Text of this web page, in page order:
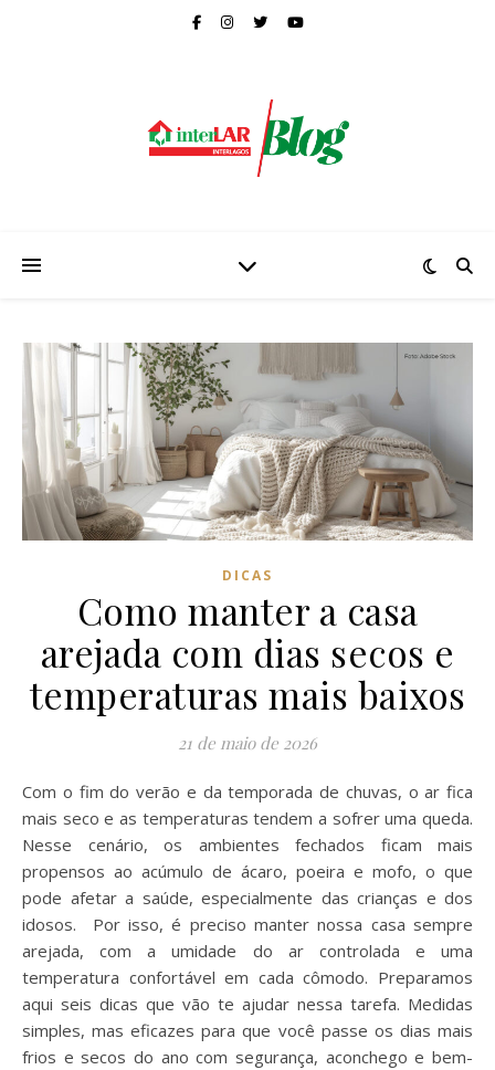
DICAS
Como manter a casa
arejada com dias secos e
temperaturas mais baixos
21 de maio de 2026
Com o fim do verão e da temporada de chuvas, o ar fica
mais seco e as temperaturas tendem a sofrer uma queda.
Nesse cenário, os ambientes fechados ficam mais
propensos ao acúmulo de ácaro, poeira e mofo, o que
pode afetar a saúde, especialmente das crianças e dos
idosos. Por isso, é preciso manter nossa casa sempre
arejada, com a umidade do ar controlada e uma
temperatura confortável em cada cômodo. Preparamos
aqui seis dicas que vão te ajudar nessa tarefa. Medidas
simples, mas eficazes para que você passe os dias mais
frios e secos do ano com segurança, aconchego e bem-